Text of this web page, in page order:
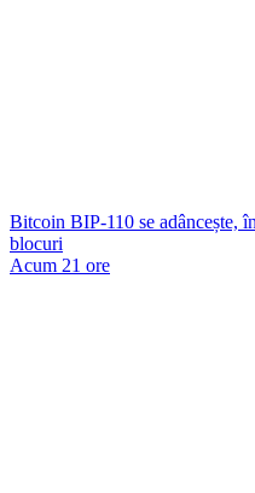
Bitcoin BIP-110 se adâncește,
blocuri
Acum 21 ore